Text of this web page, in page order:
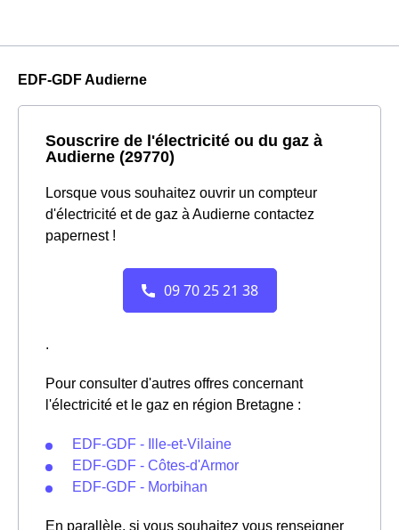
EDF-GDF Audierne
Souscrire de l'électricité ou du gaz à
Audierne (29770)
Lorsque vous souhaitez ouvrir un compteur
d'électricité et de gaz à Audierne contactez
papernest !
.
Pour consulter d'autres offres concernant
l'électricité et le gaz en région Bretagne :
EDF-GDF - Ille-et-Vilaine
EDF-GDF - Côtes-d'Armor
EDF-GDF - Morbihan
En parallèle, si vous souhaitez vous renseigner